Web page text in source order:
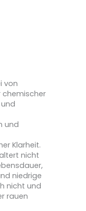
von
chemischer
und
Klarheit.
nicht
niedrige
nicht und
rauen